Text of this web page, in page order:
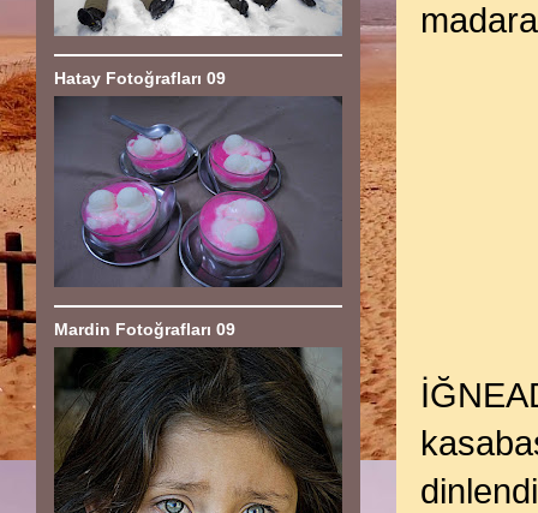
Hatay Fotoğrafları 09
Mardin Fotoğrafları 09